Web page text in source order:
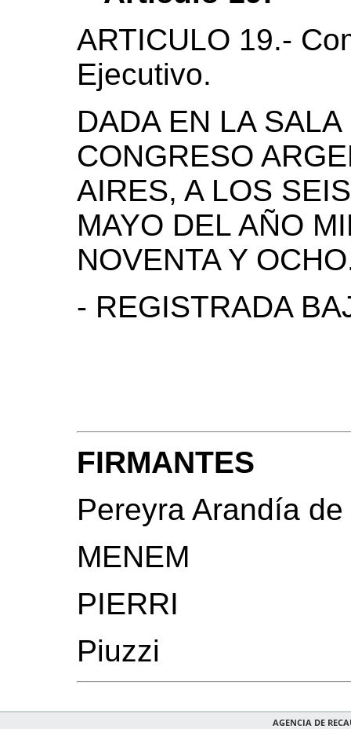
ARTICULO 19.-
Ejecutivo.
DADA EN LA
CONGRESO
AIRES, A LOS
MAYO DEL AÑO
NOVENTA Y
- REGISTRADA
FIRMANTES
Pereyra Arandía
MENEM
PIERRI
Piuzzi
AGENCIA DE